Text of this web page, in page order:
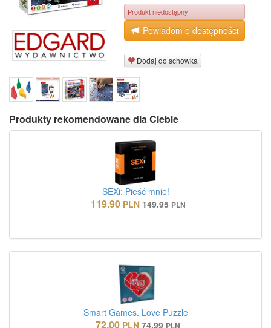
Produkt niedostępny
Powiadom o dostępności
Dodaj do schowka
Produkty rekomendowane dla Ciebie
SEXi: Pieść mnie!
119.90 PLN 149.95 PLN
Smart Games. Love Puzzle
72.00 PLN 74.99 PLN